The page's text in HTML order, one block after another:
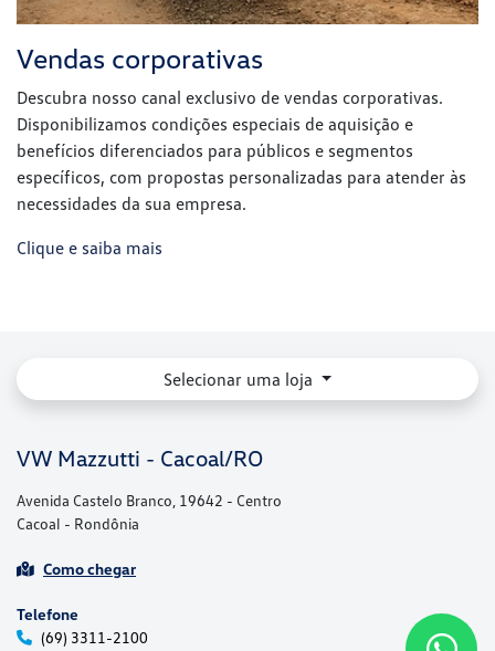
Clique e saiba mais
Selecionar uma loja
VW Mazzutti - Cacoal/RO
Telefone
WhatsApp
Segunda a sexta, das 7h30 às 18h.
Sábado, das 8h às 12h.